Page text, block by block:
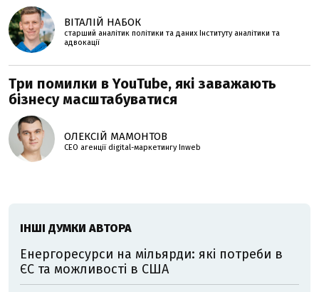
ВІТАЛІЙ НАБОК
старший аналітик політики та даних Інституту аналітики та
адвокації
Три помилки в YouTube, які заважають
бізнесу масштабуватися
ОЛЕКСІЙ МАМОНТОВ
CEO агенції digital-маркетингу Inweb
ІНШІ ДУМКИ АВТОРА
Енергоресурси на мільярди: які потреби в
ЄС та можливості в США